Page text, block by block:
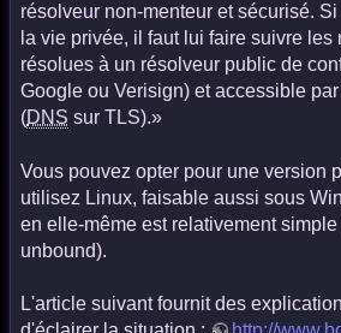
résolveur non-menteur et sécurisé.
la vie privée, il faut lui faire suivre les
résolues à un résolveur public de
Google ou Verisign) et accessible
(DNS sur TLS).»
Vous pouvez opter pour une version
utilisez Linux, faisable aussi sous
en elle-même est relativement
unbound).
L'article suivant fournit des